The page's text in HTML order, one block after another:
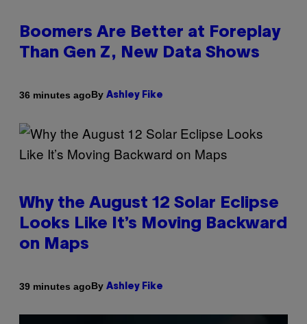
Boomers Are Better at Foreplay
Than Gen Z, New Data Shows
36 minutes agoBy Ashley Fike
Why the August 12 Solar Eclipse
Looks Like It’s Moving Backward
on Maps
39 minutes agoBy Ashley Fike